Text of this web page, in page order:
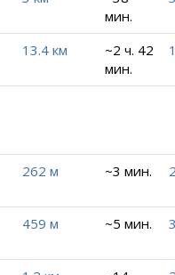
мин.
13.4 км
~2 ч. 42
мин.
262 м ~3 мин.
459 м ~5 мин.